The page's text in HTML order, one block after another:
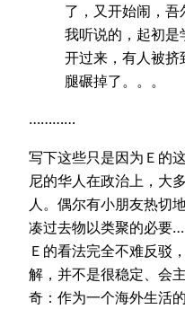
了，又开始闹，吾
我听说的，起初
开过来，有人被
腿碾掉了。。。
…………
写下这些只是因为Ｅ的
尼的华人在政治上，大
人。偶尔有小朋友热切
凑过去物以类聚的必要
Ｅ的看法完全不难反驳
解，并不是很稳定、会
奇：作为一个海外生活